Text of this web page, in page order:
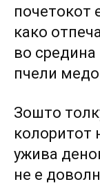
почетокот
како
во
пчели
Зошто
колоритот
ужива
не е